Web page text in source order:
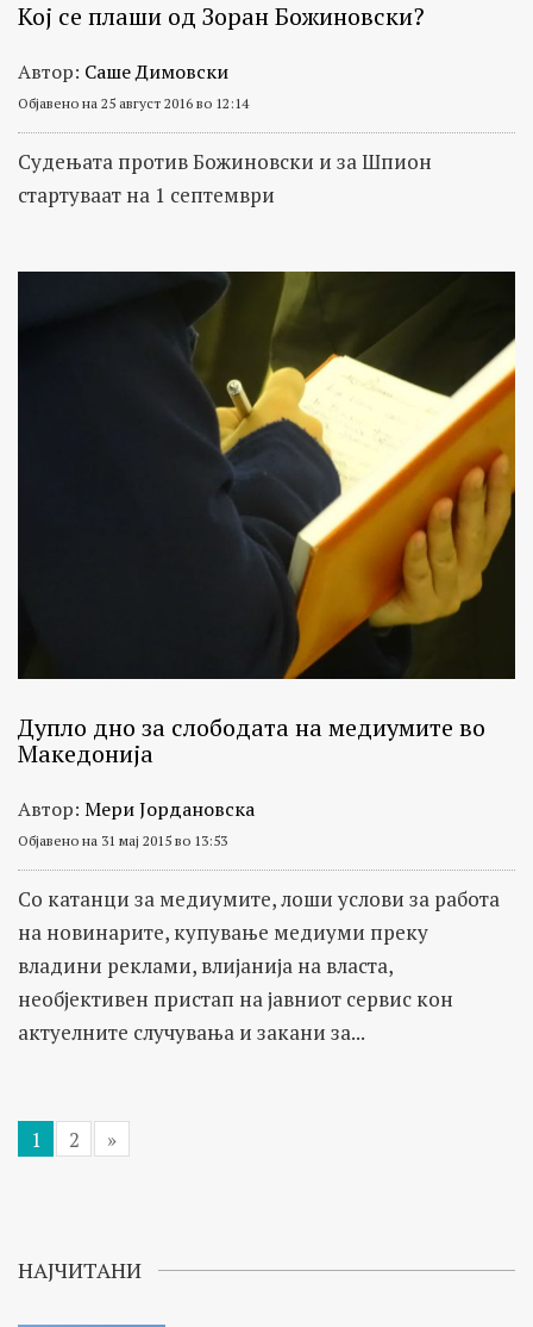
Кој се плаши од Зоран Божиновски?
Автор: Саше Димовски
Објавено на 25 август 2016 во 12:14
Судењата против Божиновски и за Шпион
стартуваат на 1 септември
Дупло дно за слободата на медиумите во
Македонија
Автор: Мери Јордановска
Објавено на 31 мај 2015 во 13:53
Со катанци за медиумите, лоши услови за работа
на новинарите, купување медиуми преку
владини реклами, влијанија на власта,
необјективен пристап на јавниот сервис кон
актуелните случувања и закани за...
1 2 »
НАЈЧИТАНИ